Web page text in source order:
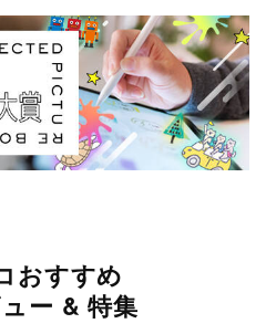
おすすめ
ー & 特集